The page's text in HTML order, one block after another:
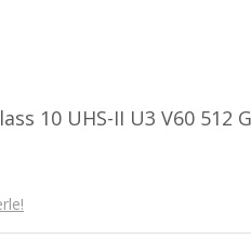
10 UHS-II U3 V60 512